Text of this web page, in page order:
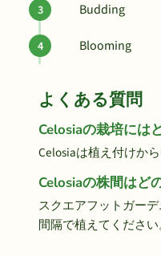
Budding
Blooming
よくある質問
Celosiaの栽培には
Celosiaは植え付けか
Celosiaの株間はど
スクエアフットガー
間隔で植えてください